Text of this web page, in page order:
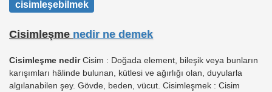
cisimleşebilmek
Cisimleşme nedir ne demek
Cisimleşme nedirCisim : Doğada element, bileşik veya bunların
karışımları hâlinde bulunan, kütlesi ve ağırlığı olan, duyularla
algılanabilen şey. Gövde, beden, vücut. Cisimleşmek : Cisim